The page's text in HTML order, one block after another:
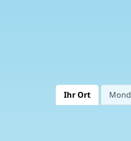
Ihr Ort Mond